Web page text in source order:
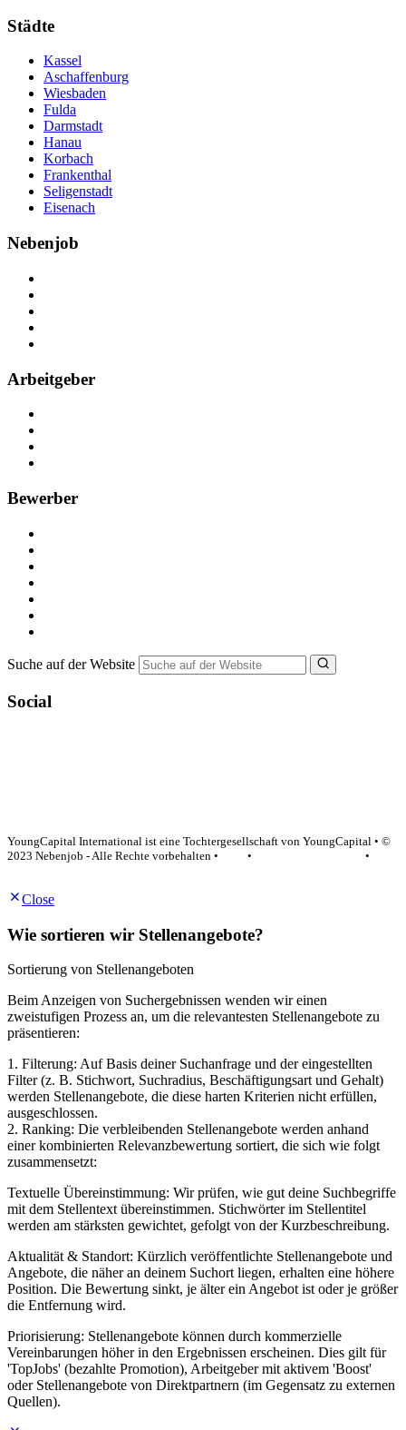
Städte
Kassel
Aschaffenburg
Wiesbaden
Fulda
Darmstadt
Hanau
Korbach
Frankenthal
Seligenstadt
Eisenach
Nebenjob
Arbeitgeber
Bewerber
Suche auf der Website
Social
YoungCapital International ist eine Tochtergesellschaft von YoungCapital • ©
2023 Nebenjob - Alle Rechte vorbehalten •
•
•
Close
Wie sortieren wir Stellenangebote?
Sortierung von Stellenangeboten
Beim Anzeigen von Suchergebnissen wenden wir einen
zweistufigen Prozess an, um die relevantesten Stellenangebote zu
präsentieren:
1. Filterung: Auf Basis deiner Suchanfrage und der eingestellten
Filter (z. B. Stichwort, Suchradius, Beschäftigungsart und Gehalt)
werden Stellenangebote, die diese harten Kriterien nicht erfüllen,
ausgeschlossen.
2. Ranking: Die verbleibenden Stellenangebote werden anhand
einer kombinierten Relevanzbewertung sortiert, die sich wie folgt
zusammensetzt:
Textuelle Übereinstimmung: Wir prüfen, wie gut deine Suchbegriffe
mit dem Stellentext übereinstimmen. Stichwörter im Stellentitel
werden am stärksten gewichtet, gefolgt von der Kurzbeschreibung.
Aktualität & Standort: Kürzlich veröffentlichte Stellenangebote und
Angebote, die näher an deinem Suchort liegen, erhalten eine höhere
Position. Die Bewertung sinkt, je älter ein Angebot ist oder je größer
die Entfernung wird.
Priorisierung: Stellenangebote können durch kommerzielle
Vereinbarungen höher in den Ergebnissen erscheinen. Dies gilt für
'TopJobs' (bezahlte Promotion), Arbeitgeber mit aktivem 'Boost'
oder Stellenangebote von Direktpartnern (im Gegensatz zu externen
Quellen).